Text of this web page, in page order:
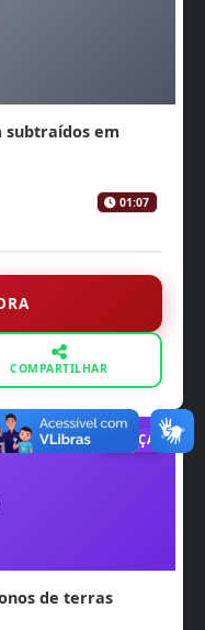
subtraídos em
01:07
COMPARTILHAR
JUSTIÇA
de terras